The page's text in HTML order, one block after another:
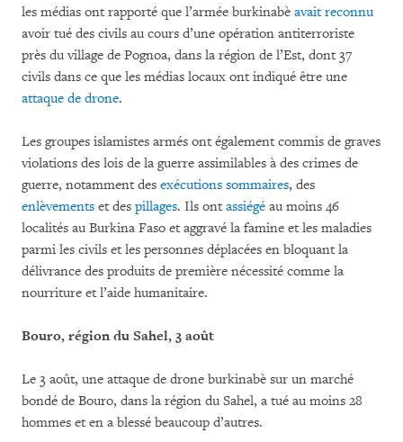
les médias ont rapporté que l’armée burkinabè avait reconnu
avoir tué des civils au cours d’une opération antiterroriste
près du village de Pognoa, dans la région de l’Est, dont 37
civils dans ce que les médias locaux ont indiqué être une
attaque de drone.
Les groupes islamistes armés ont également commis de graves
violations des lois de la guerre assimilables à des crimes de
guerre, notamment des exécutions sommaires, des
enlèvements et des pillages. Ils ont assiégé au moins 46
localités au Burkina Faso et aggravé la famine et les maladies
parmi les civils et les personnes déplacées en bloquant la
délivrance des produits de première nécessité comme la
nourriture et l’aide humanitaire.
Bouro, région du Sahel, 3 août
Le 3 août, une attaque de drone burkinabè sur un marché
bondé de Bouro, dans la région du Sahel, a tué au moins 28
hommes et en a blessé beaucoup d’autres.